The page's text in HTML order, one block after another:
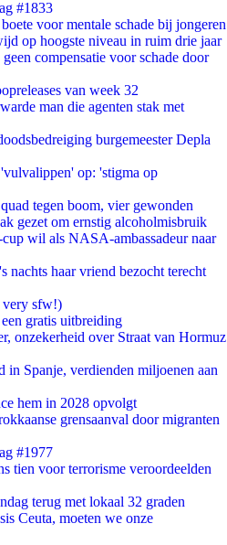
#1833
voor mentale schade bij jongeren
op hoogste niveau in ruim drie jaar
compensatie voor schade door
van week 32
man die agenten stak met
burgemeester Depla
op: 'stigma op
tegen boom, vier gewonden
gezet om ernstig alcoholmisbruik
wil als NASA-ambassadeur naar
nachts haar vriend bezocht terecht
very sfw!)
gratis uitbreiding
onzekerheid over Straat van Hormuz
in Spanje, verdienden miljoenen aan
hem in 2028 opvolgt
grensaanval door migranten
#1977
tien voor terrorisme veroordeelden
terug met lokaal 32 graden
Ceuta, moeten we onze